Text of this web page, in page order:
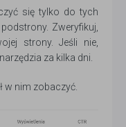
się tylko do tych
Zweryfikuj,
strony. Jeśli nie,
za kilka dni.
w nim zobaczyć.